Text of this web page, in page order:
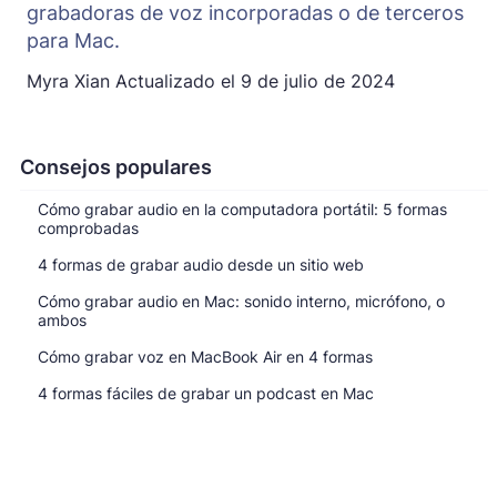
Consejos populares
Cómo grabar audio en la computadora portátil: 5 formas
comprobadas
4 formas de grabar audio desde un sitio web
Cómo grabar audio en Mac: sonido interno, micrófono, o
ambos
Cómo grabar voz en MacBook Air en 4 formas
4 formas fáciles de grabar un podcast en Mac
grabadoras de voz incorporadas o de terceros
para Mac.
Myra Xian Actualizado el 9 de julio de 2024